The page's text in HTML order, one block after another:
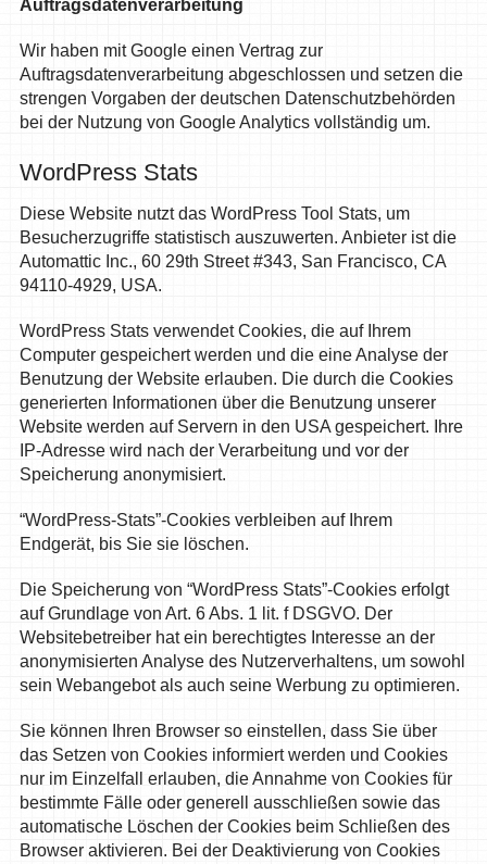
Auftragsdatenverarbeitung
Wir haben mit Google einen Vertrag zur
Auftragsdatenverarbeitung abgeschlossen und setzen die
strengen Vorgaben der deutschen Datenschutzbehörden
bei der Nutzung von Google Analytics vollständig um.
WordPress Stats
Diese Website nutzt das WordPress Tool Stats, um
Besucherzugriffe statistisch auszuwerten. Anbieter ist die
Automattic Inc., 60 29th Street #343, San Francisco, CA
94110-4929, USA.
WordPress Stats verwendet Cookies, die auf Ihrem
Computer gespeichert werden und die eine Analyse der
Benutzung der Website erlauben. Die durch die Cookies
generierten Informationen über die Benutzung unserer
Website werden auf Servern in den USA gespeichert. Ihre
IP-Adresse wird nach der Verarbeitung und vor der
Speicherung anonymisiert.
“WordPress-Stats”-Cookies verbleiben auf Ihrem
Endgerät, bis Sie sie löschen.
Die Speicherung von “WordPress Stats”-Cookies erfolgt
auf Grundlage von Art. 6 Abs. 1 lit. f DSGVO. Der
Websitebetreiber hat ein berechtigtes Interesse an der
anonymisierten Analyse des Nutzerverhaltens, um sowohl
sein Webangebot als auch seine Werbung zu optimieren.
Sie können Ihren Browser so einstellen, dass Sie über
das Setzen von Cookies informiert werden und Cookies
nur im Einzelfall erlauben, die Annahme von Cookies für
bestimmte Fälle oder generell ausschließen sowie das
automatische Löschen der Cookies beim Schließen des
Browser aktivieren. Bei der Deaktivierung von Cookies